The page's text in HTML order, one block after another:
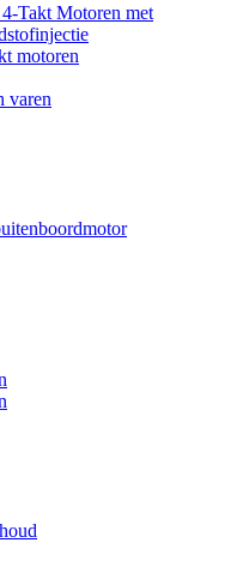
Takt Motoren met
motoren
varen